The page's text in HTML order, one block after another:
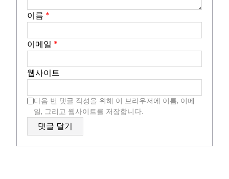
이름 *
이메일 *
웹사이트
다음 번 댓글 작성을 위해 이 브라우저에 이름, 이메
일, 그리고 웹사이트를 저장합니다.